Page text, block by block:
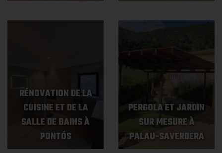
RÉNOVATION DE LA
CUISINE ET DE LA
SALLE DE BAINS À
PONTÓS
PERGOLA ET JARDIN
SUR MESURE À
PALAU-SAVERDERA